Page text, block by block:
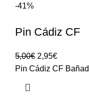
-41%
Pin Cádiz CF
5,00€ 2,95€
Pin Cádiz CF